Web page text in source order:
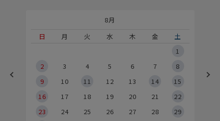
8月
日
月 火 水 木 金
土
1
2
3 4 5 6 7
8
9
10 11 12 13 14
15
16
17 18 19 20 21
22
23
24 25 26 27 28
29